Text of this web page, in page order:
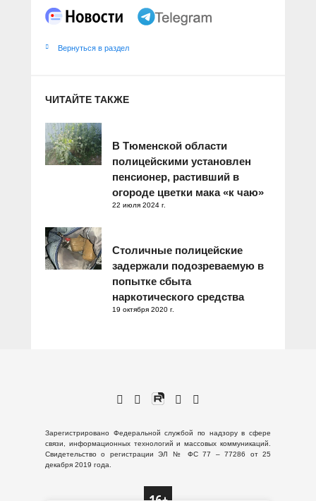
Вернуться в раздел
ЧИТАЙТЕ ТАКЖЕ
В Тюменской области
полицейскими установлен
пенсионер, растивший в
огороде цветки мака «к чаю»
22 июля 2024 г.
Столичные полицейские
задержали подозреваемую в
попытке сбыта
наркотического средства
19 октября 2020 г.
Зарегистрировано Федеральной службой по надзору в сфере
связи, информационных технологий и массовых коммуникаций.
Свидетельство о регистрации ЭЛ № ФС 77 – 77286 от 25
декабря 2019 года.